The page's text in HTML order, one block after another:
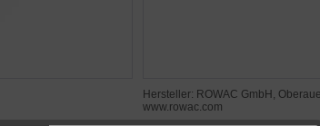
Hersteller: ROWAC GmbH,
www.rowac.com